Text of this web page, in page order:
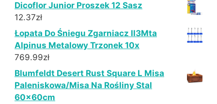
Dicoflor Junior Proszek 12 Sasz
12.37zł
Łopata Do Śniegu Zgarniacz Il3Mta
Alpinus Metalowy Trzonek 10x
769.99zł
Blumfeldt Desert Rust Square L Misa
Paleniskowa/Misa Na Rośliny Stal
60x60cm